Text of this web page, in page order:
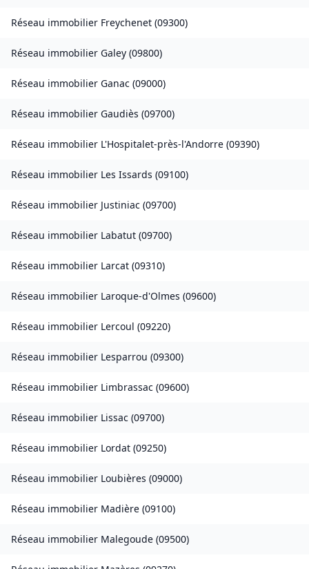
Réseau immobilier Freychenet (09300)
Réseau immobilier Galey (09800)
Réseau immobilier Ganac (09000)
Réseau immobilier Gaudiès (09700)
Réseau immobilier L'Hospitalet-près-l'Andorre (09390)
Réseau immobilier Les Issards (09100)
Réseau immobilier Justiniac (09700)
Réseau immobilier Labatut (09700)
Réseau immobilier Larcat (09310)
Réseau immobilier Laroque-d'Olmes (09600)
Réseau immobilier Lercoul (09220)
Réseau immobilier Lesparrou (09300)
Réseau immobilier Limbrassac (09600)
Réseau immobilier Lissac (09700)
Réseau immobilier Lordat (09250)
Réseau immobilier Loubières (09000)
Réseau immobilier Madière (09100)
Réseau immobilier Malegoude (09500)